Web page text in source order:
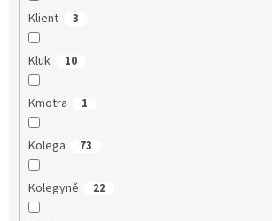
Klient 3
Kluk 10
Kmotra 1
Kolega 73
Kolegyně 22